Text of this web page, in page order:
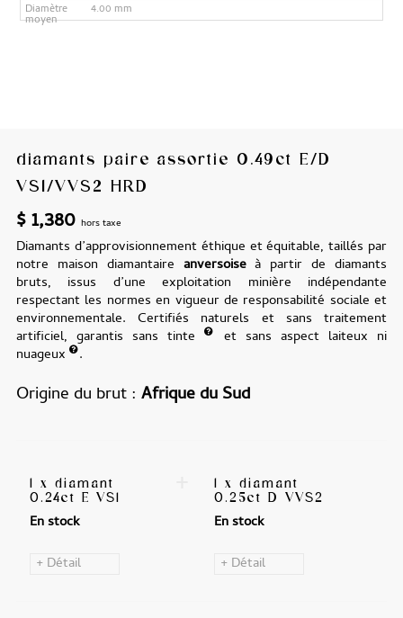
Diamètre
moyen
4.00 mm
diamants paire assortie 0.49ct E/D
VS1/VVS2 HRD
$1,380 hors taxe
Diamants d’approvisionnement éthique et équitable, taillés par
notre maison diamantaire anversoiseà partir de diamants
bruts, issus d’une exploitation minière indépendante
respectant les normes en vigueur de responsabilité sociale et
environnementale. Certifiés naturels et sans traitement
artificiel, garantis sans tinte
et sans aspect laiteux ni
nuageux
.
Origine du brut Afrique du Sud
1 x diamant
0.24ct E VS1
En stock
+ Détail
1 x diamant
0.25ct D VVS2
En stock
+ Détail